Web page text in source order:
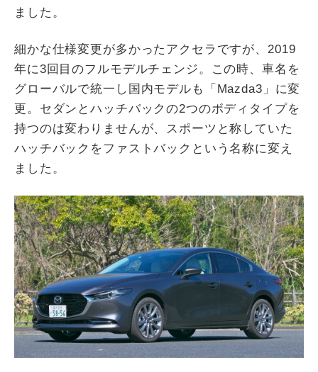
ました。
細かな仕様変更が多かったアクセラですが、2019
年に3回目のフルモデルチェンジ。この時、車名を
グローバルで統一し国内モデルも「Mazda3」に変
更。セダンとハッチバックの2つのボディタイプを
持つのは変わりませんが、スポーツと称していた
ハッチバックをファストバックという名称に変え
ました。